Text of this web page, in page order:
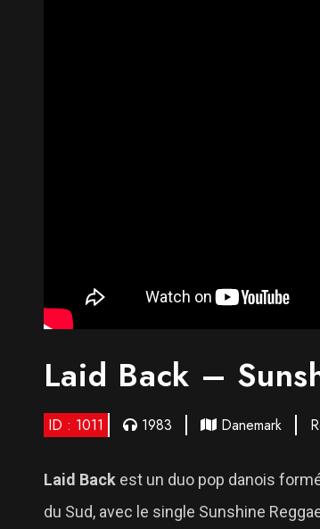
Laid Back –
ID : 1011 1983 Danemark
Laid Backest un duo pop danois
du Sud, avec le single Sunshine